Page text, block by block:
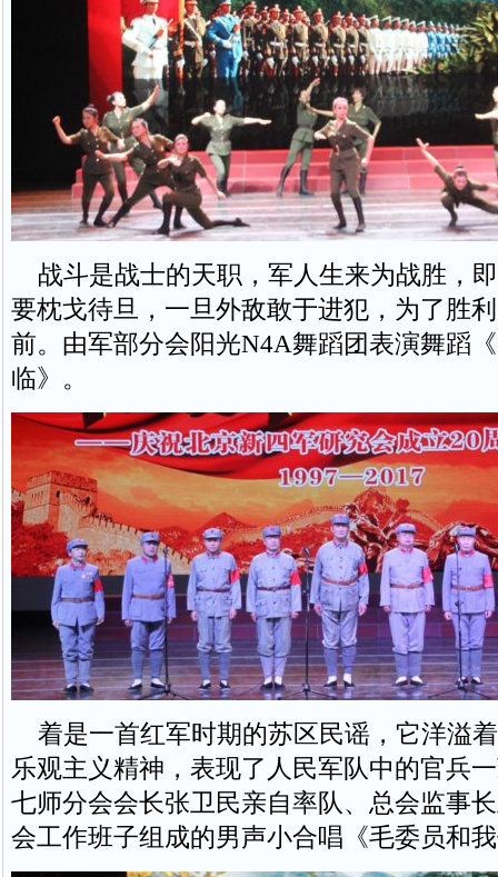
战斗是战士的天职，军人生来为战胜，
要枕戈待旦，一旦外敌敢于进犯，为了胜
前。由军部分会阳光N4A舞蹈团表演舞蹈
临》。
着是一首红军时期的苏区民谣，它洋溢
乐观主义精神，表现了人民军队中的官兵
七师分会会长张卫民亲自率队、总会监事
会工作班子组成的男声小合唱《毛委员和